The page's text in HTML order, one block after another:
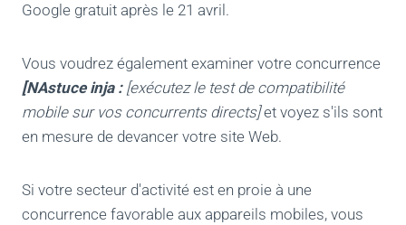
Google gratuit après le 21 avril.
Vous voudrez également examiner votre concurrence
[NAstuce inja :[exécutez le test de compatibilité
mobile sur vos concurrents directs]et voyez s'ils sont
en mesure de devancer votre site Web.
Si votre secteur d'activité est en proie à une
concurrence favorable aux appareils mobiles, vous